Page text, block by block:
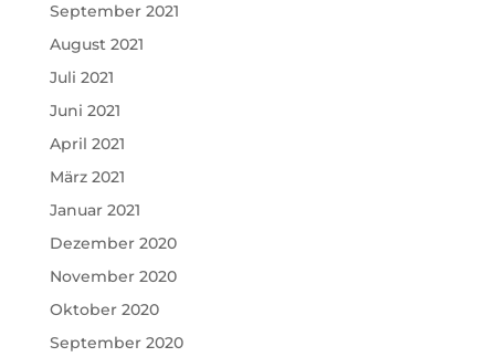
September 2021
August 2021
Juli 2021
Juni 2021
April 2021
März 2021
Januar 2021
Dezember 2020
November 2020
Oktober 2020
September 2020